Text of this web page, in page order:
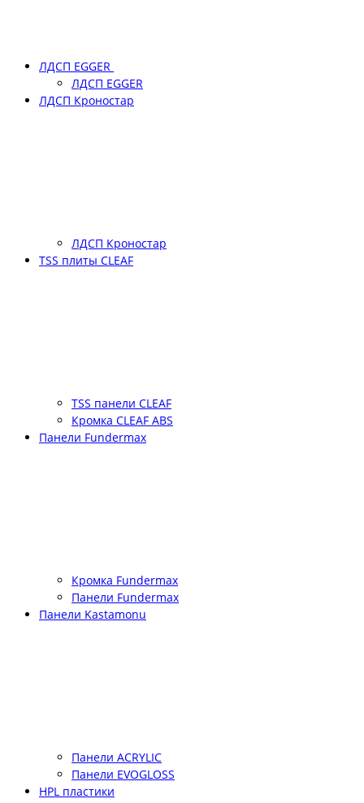
ЛДСП EGGER
ЛДСП EGGER
ЛДСП Кроностар
ЛДСП Кроностар
TSS плиты CLEAF
TSS панели CLEAF
Кромка CLEAF ABS
Панели Fundermax
Кромка Fundermax
Панели Fundermax
Панели Kastamonu
Панели ACRYLIC
Панели EVOGLOSS
HPL пластики